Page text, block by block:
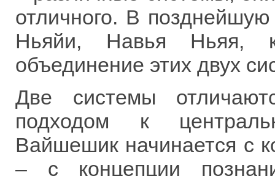
отличного. В
Ньяйи, Навья Ньяя,
объединение этих двух
Две системы
подходом к
Вайшешик начинается с
– с концепции